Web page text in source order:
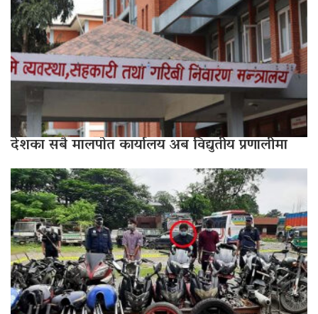
देशका सबै मालपोत कार्यालय अब विद्युतीय प्रणालीमा